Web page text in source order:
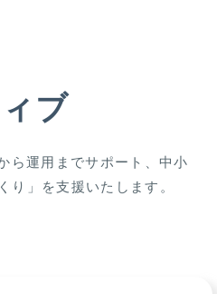
ブ
ら運用までサポート、中小
り」を支援いたします。